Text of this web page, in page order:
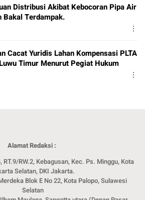
Distribusi Akibat Kebocoran Pipa Air
Bakal Terdampak.
Cacat Yuridis Lahan Kompensasi PLTA
Timur Menurut Pegiat Hukum
Alamat Redaksi :
RT.9/RW.2, Kebagusan, Kec. Ps. Minggu, Kota
Selatan, DKI Jakarta.
Blok E No 22, Kota Palopo, Sulawesi
Selatan